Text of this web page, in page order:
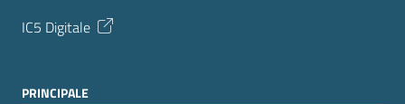
IC5 Digitale
PRINCIPALE